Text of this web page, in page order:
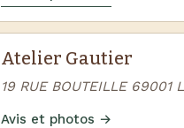
Atelier Gautier
19 RUE BOUTEILLE 69001
Avis et photos →